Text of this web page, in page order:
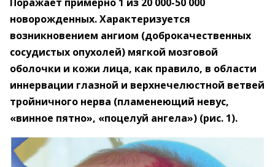
новорожденных. Характеризуется
возникновением ангиом (доброкачественных
сосудистых опухолей) мягкой мозговой
оболочки и кожи лица, как правило, в области
иннервации глазной и верхнечелюстной ветвей
тройничного нерва (пламенеющий невус,
«винное пятно», «поцелуй ангела») (рис. 1).